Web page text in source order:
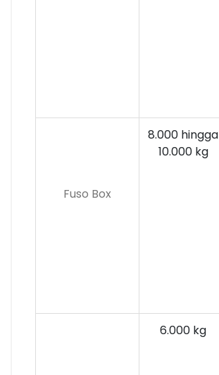
Fuso Box
8.000 hingga
10.000 kg
6.000 kg